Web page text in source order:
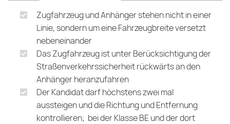
Zugfahrzeug und Anhänger stehen nicht in einer
Linie, sondern um eine Fahrzeugbreite versetzt
nebeneinander
Das Zugfahrzeug ist unter Berücksichtigung der
Straßenverkehrssicherheit rückwärts an den
Anhänger heranzufahren
Der Kandidat darf höchstens zwei mal
aussteigen und die Richtung und Entfernung
kontrollieren; bei der Klasse BE und der dort